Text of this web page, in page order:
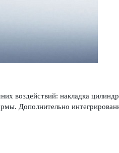
воздействий: накладка
Дополнительно